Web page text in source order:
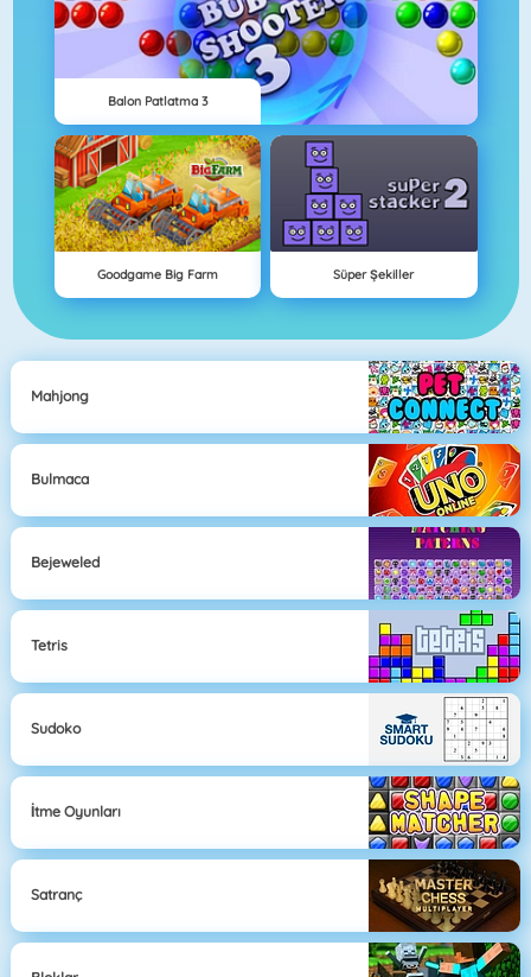
Balon Patlatma 3
Goodgame Big Farm Süper Şekiller
Mahjong
Bulmaca
Bejeweled
Tetris
Sudoko
İtme Oyunları
Satranç